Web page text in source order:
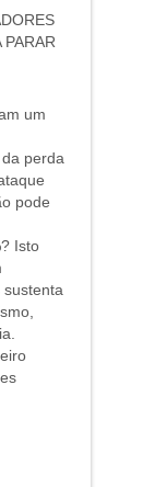
PARAR
um
perda
pode
Isto
sustenta